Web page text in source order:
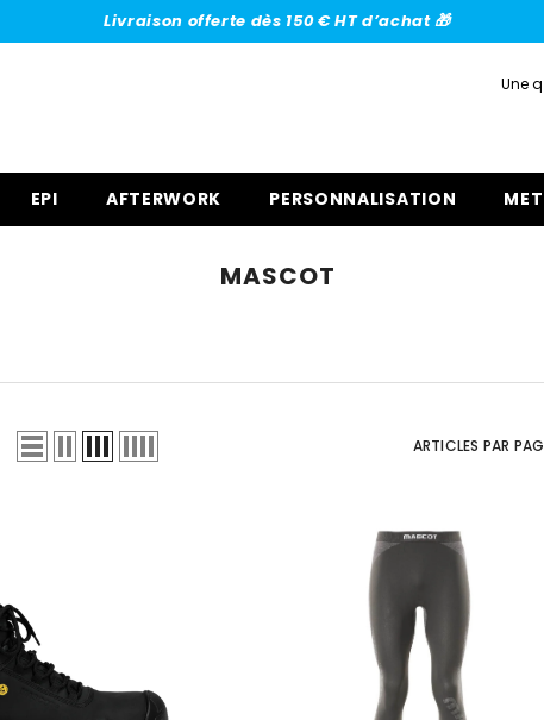
Livraison offerte dès 150 € HT d’achat 🎁
Une
EPI AFTERWORK PERSONNALISATION
MASCOT
ARTICLES PAR